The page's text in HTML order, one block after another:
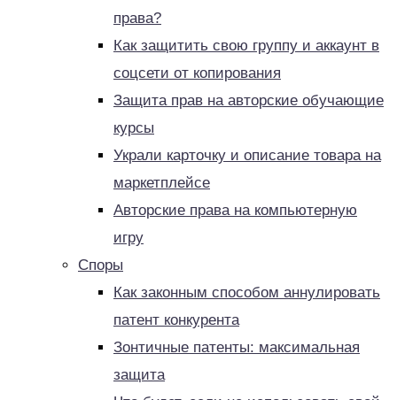
права?
Как защитить свою группу и аккаунт в
соцсети от копирования
Защита прав на авторские обучающие
курсы
Украли карточку и описание товара на
маркетплейсе
Авторские права на компьютерную
игру
Споры
Как законным способом аннулировать
патент конкурента
Зонтичные патенты: максимальная
защита